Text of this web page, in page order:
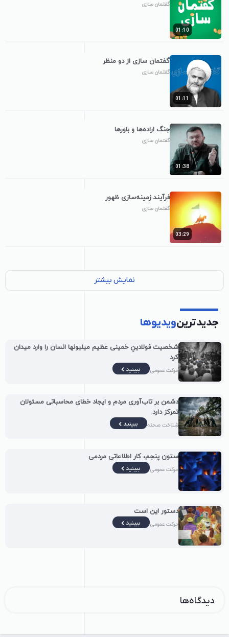
01:10
گفتمان سازی
01:11
گفتمان سازی از دو منظر
گفتمان سازی
01:38
جنگ اراده‌ها و باورها
گفتمان سازی
03:29
فرآیند زمینه‌سازی ظهور
گفتمان سازی
نمایش بیشتر
جدیدترینویدیوها
شخصیت فولادینِ خمینی عظیم میلیونها انسان را وارد میدان
کرد
حرکت عمومی ببینید
دشمن بر تاب‌آوری مردم و ایجاد خطای محاسباتی مسئولان
تمرکز دارد
شناخت صحنه ببینید
ستون پنجم، کار اطلاعاتی مردمی
حرکت عمومی ببینید
دستور این است
حرکت عمومی ببینید
دیدگاه‌ها